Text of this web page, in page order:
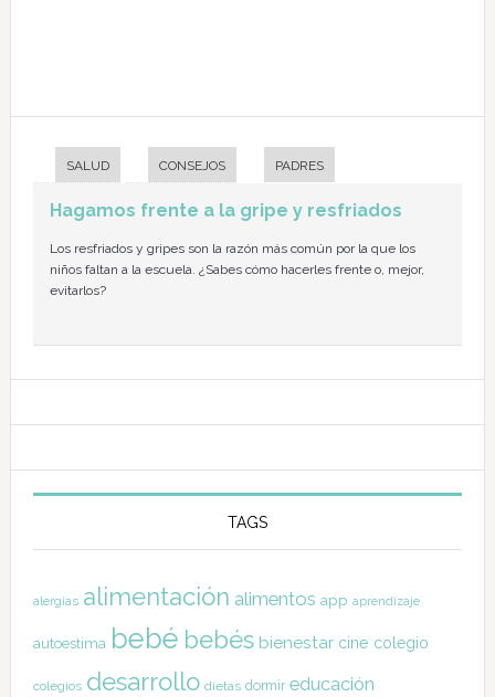
SALUD CONSEJOS PADRES
Hagamos frente a la gripe y resfriados
Los resfriados y gripes son la razón más común por la que los
niños faltan a la escuela. ¿Sabes cómo hacerles frente o, mejor,
evitarlos?
TAGS
alergias alimentación alimentos app aprendizaje
autoestima bebé bebés bienestar cine colegio
colegios desarrollo dietas dormir educación